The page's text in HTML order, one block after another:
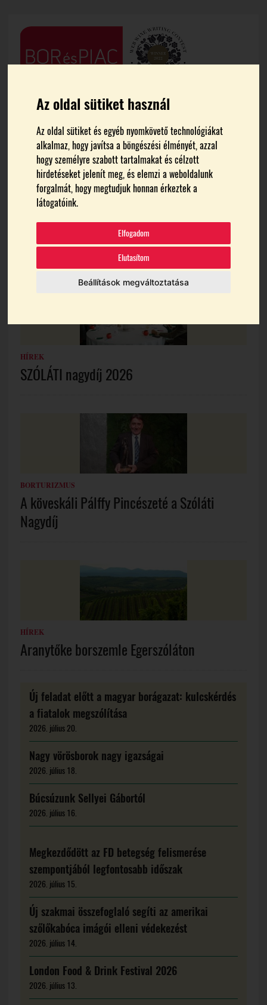
Az oldal sütiket használ
Az oldal sütiket és egyéb nyomkövető technológiákat
alkalmaz, hogy javítsa a böngészési élményét, azzal
hogy személyre szabott tartalmakat és célzott
hirdetéseket jelenít meg, és elemzi a weboldalunk
forgalmát, hogy megtudjuk honnan érkeztek a
látogatóink.
Elfogadom
Elutasítom
Beállítások megváltoztatása
FŐOLDAL EGERSZÓLÁTI OLASZRIZLING BORLOVAGREND
Egerszóláti Olaszrizling
Borlovagrend
HÍREK
SZÓLÁTI nagydíj 2026
BORTURIZMUS
A köveskáli Pálffy Pincészeté a Szóláti
Nagydíj
HÍREK
Aranytőke borszemle Egerszóláton
Új feladat előtt a magyar borágazat: kulcskérdés
a fiatalok megszólítása
2026. július 20.
Nagy vörösborok nagy igazságai
2026. július 18.
Búcsúzunk Sellyei Gábortól
2026. július 16.
Megkezdődött az FD betegség felismerése
szempontjából legfontosabb időszak
2026. július 15.
Új szakmai összefoglaló segíti az amerikai
szőlőkabóca imágói elleni védekezést
2026. július 14.
London Food & Drink Festival 2026
2026. július 13.